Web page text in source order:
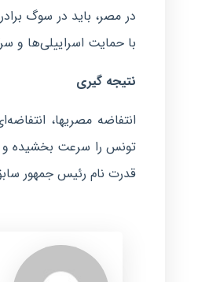
در مصر، باید در سوگ
با حمایت اسراییلی‌ها و
نتیجه گیری
انتفاضه مصریها،
تونس را سرعت بخشیده و
قدرت نام رئیس جمهور